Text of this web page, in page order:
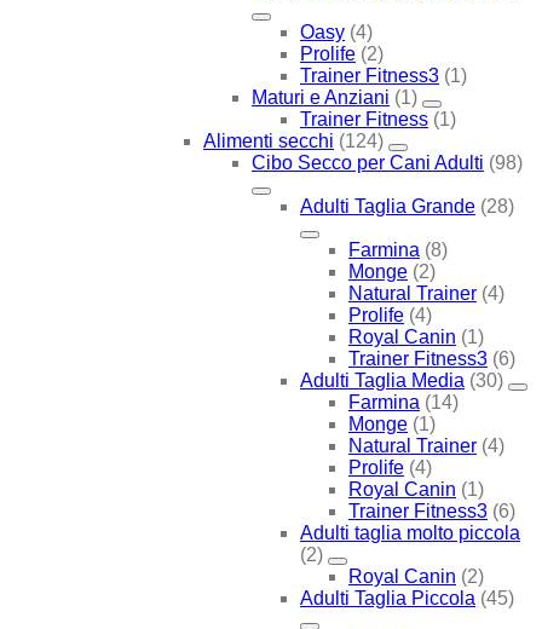
Oasy (4)
Prolife (2)
Trainer Fitness3 (1)
Maturi e Anziani (1)
Trainer Fitness (1)
Alimenti secchi (124)
Cibo Secco per Cani Adulti (98)
Adulti Taglia Grande (28)
Farmina (8)
Monge (2)
Natural Trainer (4)
Prolife (4)
Royal Canin (1)
Trainer Fitness3 (6)
Adulti Taglia Media (30)
Farmina (14)
Monge (1)
Natural Trainer (4)
Prolife (4)
Royal Canin (1)
Trainer Fitness3 (6)
Adulti taglia molto piccola
(2)
Royal Canin (2)
Adulti Taglia Piccola (45)